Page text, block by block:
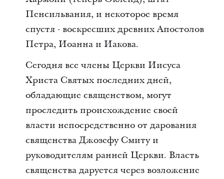
Пенсильвания, и некоторое время
спустя - воскресших древних Апостолов
Петра, Иоанна и Иакова.
Сегодня все члены Церкви Иисуса
Христа Святых последних дней,
обладающие священством, могут
проследить происхождение своей
власти непосредственно от дарования
священства Джозефу Смиту и
руководителям ранней Церкви. Власть
священства даруется через возложение